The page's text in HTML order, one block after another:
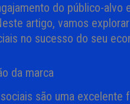
do público-alvo
artigo, vamos
no sucesso do seu
da marca
são uma excelente